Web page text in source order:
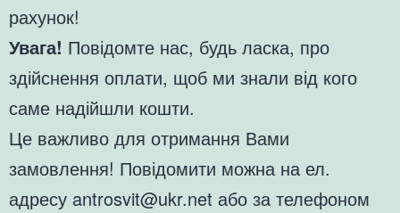
рахунок!
Увага! Повідомте нас, будь ласка, про
здійснення оплати, щоб ми знали від кого
саме надійшли кошти.
Це важливо для отримання Вами
замовлення! Повідомити можна на ел.
адресу antrosvit@ukr.net або за телефоном